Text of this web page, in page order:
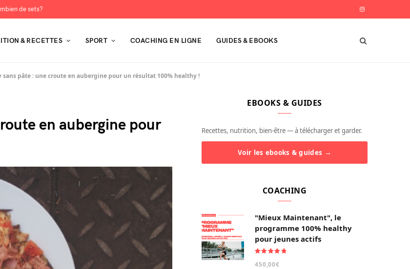
de sets? I
s
& RECETTES SPORT COACHING EN LIGNE GUIDES & EBOOKS
sans pâte : une croute en aubergine pour un résultat 100% healthy !
en aubergine pour
EBOOKS & GUIDES
Recettes, nutrition, bien-être — à télécharger et garder.
Voir les ebooks & guides →
COACHING
"Mieux Maintenant", le
programme 100% healthy
pour jeunes actifs
sur 5
450,00€